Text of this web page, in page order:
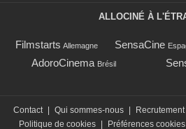
ALLOCINÉ À
Filmstarts Allemagne SensaCine
AdoroCinema Brésil
Contact Qui sommes-nous Recrutement
Politique de cookies
Préférences cookies